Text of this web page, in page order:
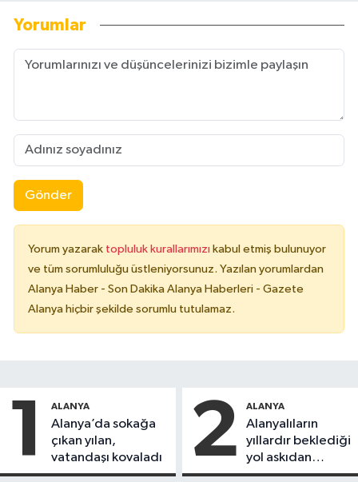
Yorumlar
Gönder
Yorum yazarak topluluk kurallarımızı kabul etmiş bulunuyor
ve tüm sorumluluğu üstleniyorsunuz. Yazılan yorumlardan
Alanya Haber - Son Dakika Alanya Haberleri - Gazete
Alanya hiçbir şekilde sorumlu tutulamaz.
1 ALANYA
Alanya’da sokağa
çıkan yılan,
vatandaşı kovaladı
2 ALANYA
Alanyalıların
yıllardır beklediği
yol askıdan
döndü